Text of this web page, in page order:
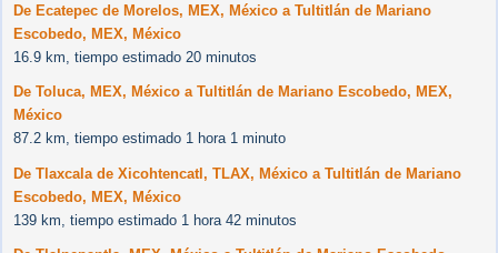
De Ecatepec de Morelos, MEX, México a Tultitlán de Mariano
Escobedo, MEX, México
16.9 km, tiempo estimado 20 minutos
De Toluca, MEX, México a Tultitlán de Mariano Escobedo, MEX,
México
87.2 km, tiempo estimado 1 hora 1 minuto
De Tlaxcala de Xicohtencatl, TLAX, México a Tultitlán de Mariano
Escobedo, MEX, México
139 km, tiempo estimado 1 hora 42 minutos